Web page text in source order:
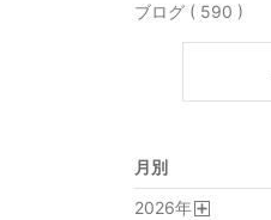
ブログ ( 590 )
月別
2026年